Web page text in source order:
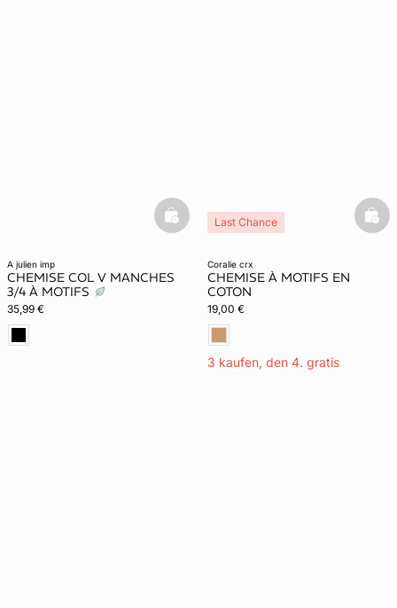
a julien imp
CHEMISE COL V MANCHES
3/4 À MOTIFS
35,99 €
basketfull
coralie crx
CHEMISE À MOTIFS EN
COTON
19,00 €
3 kaufen, den 4. gratis
Last Chance